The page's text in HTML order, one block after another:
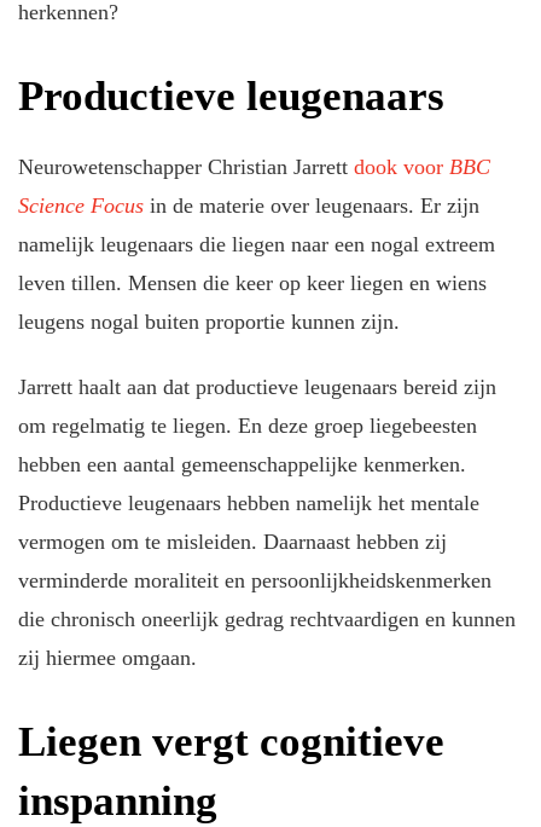
herkennen?
Productieve leugenaars
Neurowetenschapper Christian Jarrett dook voorBBC
Science Focus in de materie over leugenaars. Er zijn
namelijk leugenaars die liegen naar een nogal extreem
leven tillen. Mensen die keer op keer liegen en wiens
leugens nogal buiten proportie kunnen zijn.
Jarrett haalt aan dat productieve leugenaars bereid zijn
om regelmatig te liegen. En deze groep liegebeesten
hebben een aantal gemeenschappelijke kenmerken.
Productieve leugenaars hebben namelijk het mentale
vermogen om te misleiden. Daarnaast hebben zij
verminderde moraliteit en persoonlijkheidskenmerken
die chronisch oneerlijk gedrag rechtvaardigen en kunnen
zij hiermee omgaan.
Liegen vergt cognitieve
inspanning